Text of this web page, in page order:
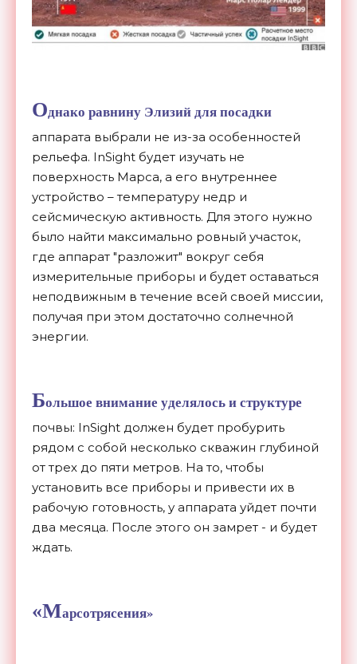
Однако равнину Элизий для посадки
аппарата выбрали не из-за особенностей
рельефа. InSight будет изучать не
поверхность Марса, а его внутреннее
устройство – температуру недр и
сейсмическую активность. Для этого нужно
было найти максимально ровный участок,
где аппарат "разложит" вокруг себя
измерительные приборы и будет оставаться
неподвижным в течение всей своей миссии,
получая при этом достаточно солнечной
энергии.
Большое внимание уделялось и структуре
почвы: InSight должен будет пробурить
рядом с собой несколько скважин глубиной
от трех до пяти метров. На то, чтобы
установить все приборы и привести их в
рабочую готовность, у аппарата уйдет почти
два месяца. После этого он замрет - и будет
ждать.
«Марсотрясения»